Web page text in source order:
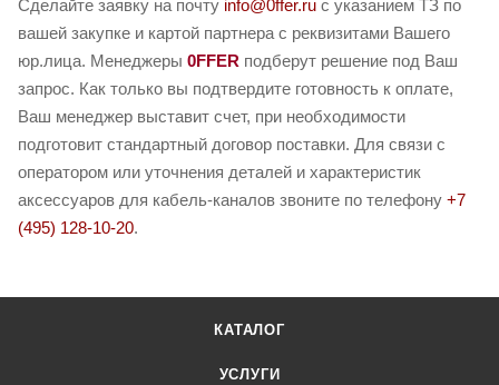
Сделайте заявку на почту info@0ffer.ru с указанием ТЗ по
вашей закупке и картой партнера с реквизитами Вашего
юр.лица. Менеджеры 0FFER подберут решение под Ваш
запрос. Как только вы подтвердите готовность к оплате,
Ваш менеджер выставит счет, при необходимости
подготовит стандартный договор поставки. Для связи с
оператором или уточнения деталей и характеристик
аксессуаров для кабель-каналов звоните по телефону +7
(495) 128-10-20.
КАТАЛОГ
УСЛУГИ